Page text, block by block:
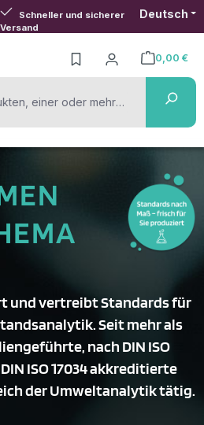
Schneller und sicherer
Versand
Deutsch
0,00 €
Warenkorb
und vertreibt Standards für
Seit mehr als
nach DIN ISO
ISO 17034 akkreditierte
der Umweltanalytik tätig.